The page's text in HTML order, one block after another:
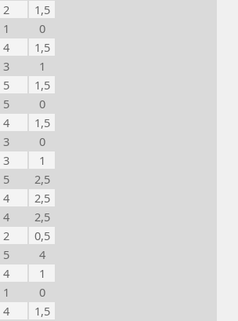
2
1,5
1
0
4
1,5
3
1
5
1,5
5
0
4
1,5
3
0
3
1
5
2,5
4
2,5
4
2,5
2
0,5
5
4
4
1
1
0
4
1,5